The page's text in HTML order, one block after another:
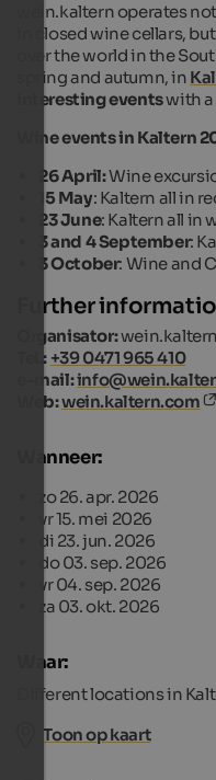
wein.kaltern operates
in closed wine cellars,
over the world in the
spring and autumn, in
interesting eventswith
Wine events in Kaltern
26 April:Wine
15 May: Kaltern all in
23 June: Kaltern all in
3 and 4 September:
3 October: Wine and
Further
Organisator:
Tel.: +39 0471 965 410
e-mail:
Web:wein.kaltern.com
Wanneer:
zo 26. apr. 2026
vr 15. mei 2026
di 23. jun. 2026
do 03. sep. 2026
vr 04. sep. 2026
za 03. okt. 2026
Waar:
Different locations in
Toon op kaart